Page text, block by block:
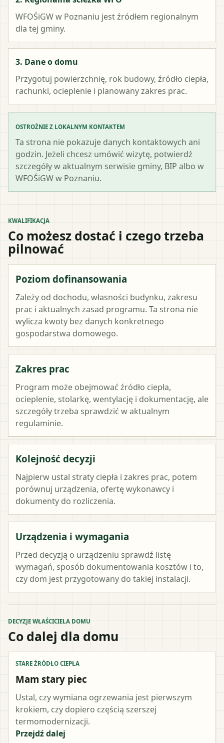
WFOŚiGW w Poznaniu jest źródłem regionalnym
dla tej gminy.
3. Dane o domu
Przygotuj powierzchnię, rok budowy, źródło ciepła,
rachunki, ocieplenie i planowany zakres prac.
OSTROŻNIE Z LOKALNYM KONTAKTEM
Ta strona nie pokazuje danych kontaktowych ani
godzin. Jeżeli chcesz umówić wizytę, potwierdź
szczegóły w aktualnym serwisie gminy, BIP albo w
WFOŚiGW w Poznaniu.
KWALIFIKACJA
Co możesz dostać i czego trzeba
pilnować
Poziom dofinansowania
Zależy od dochodu, własności budynku, zakresu
prac i aktualnych zasad programu. Ta strona nie
wylicza kwoty bez danych konkretnego
gospodarstwa domowego.
Zakres prac
Program może obejmować źródło ciepła,
ocieplenie, stolarkę, wentylację i dokumentację, ale
szczegóły trzeba sprawdzić w aktualnym
regulaminie.
Kolejność decyzji
Najpierw ustal straty ciepła i zakres prac, potem
porównuj urządzenia, ofertę wykonawcy i
dokumenty do rozliczenia.
Urządzenia i wymagania
Przed decyzją o urządzeniu sprawdź listę
wymagań, sposób dokumentowania kosztów i to,
czy dom jest przygotowany do takiej instalacji.
DECYZJE WŁAŚCICIELA DOMU
Co dalej dla domu
STARE ŹRÓDŁO CIEPŁA
Mam stary piec
Ustal, czy wymiana ogrzewania jest pierwszym
krokiem, czy dopiero częścią szerszej
termomodernizacji.
Przejdź dalej